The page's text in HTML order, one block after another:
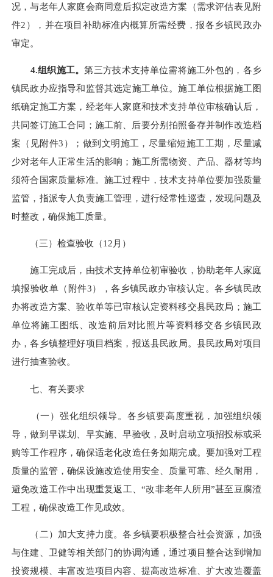
况，与老年人家庭会商同意后拟定改造方案（需求评估表见附
件2），并在项目补助标准内概算所需经费，报各乡镇民政办
审定。
4.组织施工。第三方技术支持单位需将施工外包的， 各乡
镇民政办应指导和监督其选定施工单位。施工单位根据施工图
纸确定施工方案，经老年人家庭和技术支持单位审核确认后，
共同签订施工合同；施工前、后要分别拍照备存并制作改造档
案（见附件3）；做到文明施工，尽量缩短施工工期，尽量减
少对老年人正常生活的影响；施工所需物资、产品、器材等均
须符合国家质量标准。施工过程中，技术支持单位要加强质量
监管，指派专人负责施工管理，进行经常性巡查，发现问题及
时整改，确保施工质量。
（三）检查验收（12 月）
施工完成后，由技术支持单位初审验收，协助老年人家庭
填报验收单（附件3），各乡镇民政办审核认定。各乡镇民政
办将改造方案、验收单等已审核认定资料移交县民政局；施工
单位将施工图纸、改造前后对比照片等资料移交各乡镇民政
办 ，各乡镇整理好项目档案，报送县民政局。 县民政局对项目
进行抽查验收。
七、有关要求
（一）强化组织领导。 各乡镇要高度重视，加强组织领
导，做到早谋划、早实施、早验收，及时启动立项招投标或采
购等工作程序，确保适老化改造任务如期完成。要加强对工程
质量的监管，确保设施改造使用安全、质量可靠、经久耐用，
避免改造工作中出现重复返工、“改非老年人所用”甚至豆腐渣
工程，确保改造工作见成效。
（二）加大支持力度。各乡镇要积极整合社会资源，加强
与住建、卫健等相关部门的协调沟通，通过项目整合达到增加
投资规模、丰富改造项目内容、提高改造标准、扩大改造覆盖